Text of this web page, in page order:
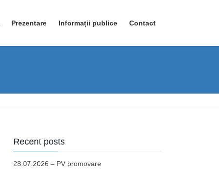
Prezentare Informații publice Contact
Recent posts
28.07.2026 – PV promovare